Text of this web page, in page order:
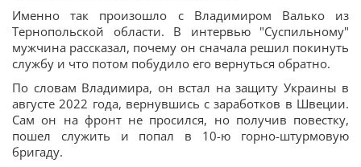
Именно так произошло с Владимиром Валько из
Тернопольской области. В интервью "Суспильному"
мужчина рассказал, почему он сначала решил покинуть
службу и что потом побудило его вернуться обратно.
По словам Владимира, он встал на защиту Украины в
августе 2022 года, вернувшись с заработков в Швеции.
Сам он на фронт не просился, но получив повестку,
пошел служить и попал в 10-ю горно-штурмовую
бригаду.